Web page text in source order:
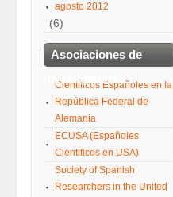
agosto 2012
(6)
Asociaciones de
investigadores
Científicos Españoles en la
República Federal de
Alemania
ECUSA (Españoles
Cientificos en USA)
Society of Spanish
Researchers in the United